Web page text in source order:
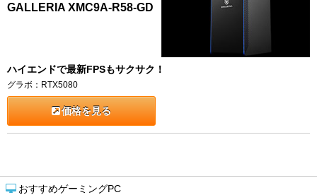
おすすめゲーミングPC
GALLERIA XMC9A-R58-GD
ハイエンドで最新FPSもサクサク！
グラボ：RTX5080
価格を見る